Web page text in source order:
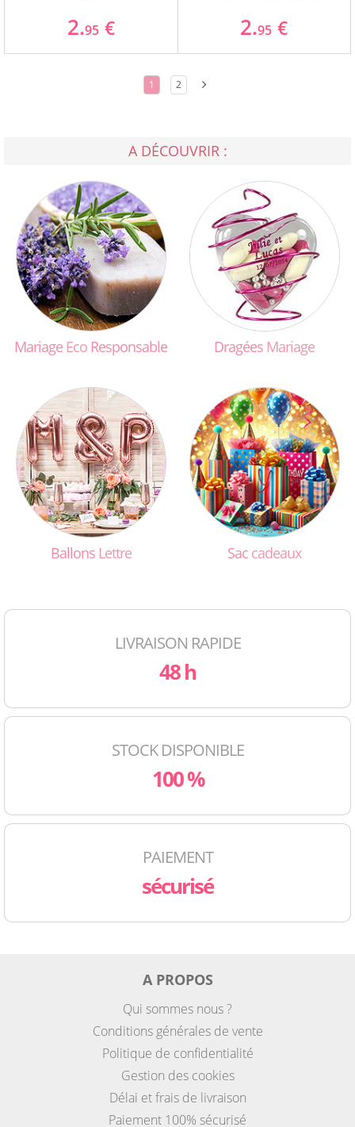
2.95 € 2.95 €
1 2
A DÉCOUVRIR :
Mariage Eco Responsable Dragées Mariage
Ballons Lettre Sac cadeaux
LIVRAISON RAPIDE
48 h
STOCK DISPONIBLE
100 %
PAIEMENT
sécurisé
A PROPOS
Qui sommes nous ?
Conditions générales de vente
Politique de confidentialité
Gestion des cookies
Délai et frais de livraison
Paiement 100% sécurisé